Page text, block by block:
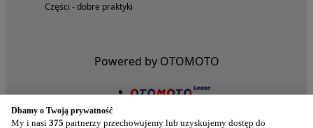
Części - dobre praktyki
Powered by OTOMOTO
Dbamy o Twoją prywatność
My i nasi 375 partnerzy przechowujemy lub uzyskujemy dostęp do